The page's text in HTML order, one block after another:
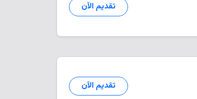
تقديم الآن
تقديم الآن